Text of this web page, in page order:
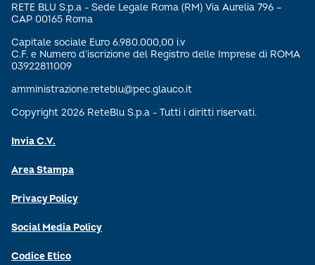
RETE BLU S.p.a - Sede Legale Roma (RM) Via Aurelia 796 –
CAP 00165 Roma
Capitale sociale Euro 6.980.000,00 i.v
C.F. e Numero d’iscrizione del Registro delle Imprese di ROMA
03922811009
amministrazione.reteblu@pec.glauco.it
Copyright 2026 ReteBlu S.p.a - Tutti i diritti riservati.
Invia C.V.
Area Stampa
Privacy Policy
Social Media Policy
Codice Etico